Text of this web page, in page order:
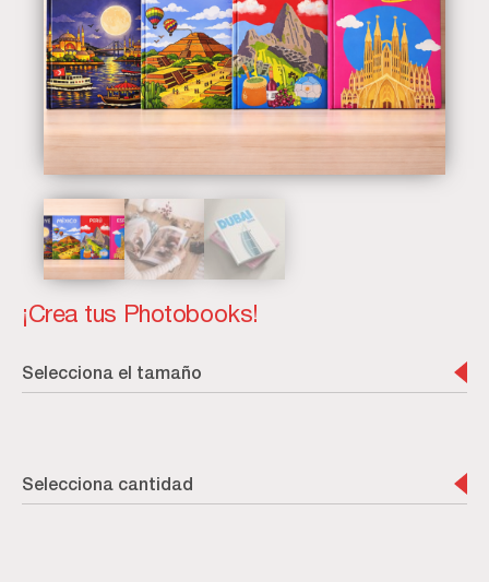
¡Crea tus Photobooks!
Selecciona el tamaño
Selecciona cantidad